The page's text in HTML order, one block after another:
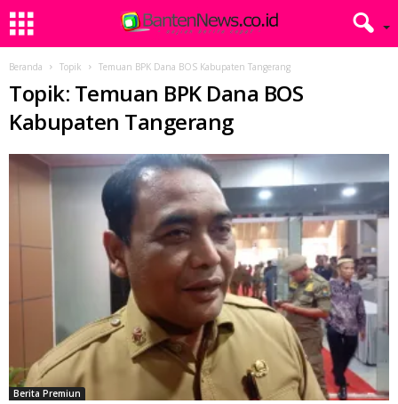
Beranda Topik Temuan BPK Dana BOS Kabupaten Tangerang
Topik: Temuan BPK Dana BOS
Kabupaten Tangerang
Berita Premiun